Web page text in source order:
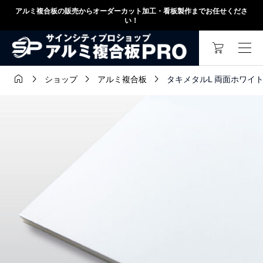
アルミ複合板の販売からオーダーカット加工・看板製作までお任せくださ
い！
  ショップ  アルミ複合板  タキメタルL 両面ホワイ